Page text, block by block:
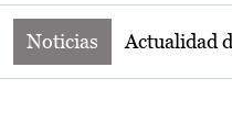
Noticias Actualidad